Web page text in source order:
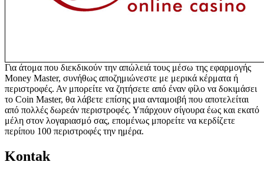
Για άτομα που διεκδικούν την απώλειά τους μέσω της εφαρμογής
Money Master, συνήθως αποζημιώνεστε με μερικά κέρματα ή
περιστροφές. Αν μπορείτε να ζητήσετε από έναν φίλο να δοκιμάσει
το Coin Master, θα λάβετε επίσης μια ανταμοιβή που αποτελείται
από πολλές δωρεάν περιστροφές. Υπάρχουν σίγουρα έως και εκατό
μέλη στον λογαριασμό σας, επομένως μπορείτε να κερδίζετε
περίπου 100 περιστροφές την ημέρα.
Kontak